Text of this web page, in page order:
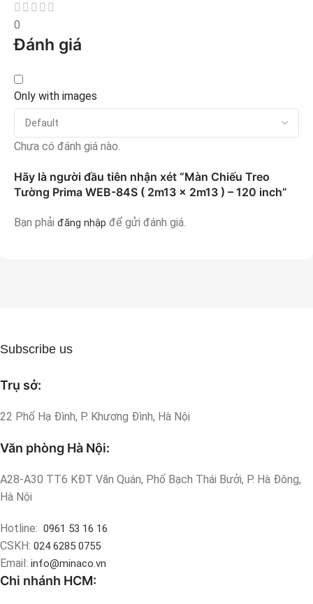
0
Đánh giá
Only with images
Chưa có đánh giá nào.
Hãy là người đầu tiên nhận xét “Màn Chiếu Treo
Tường Prima WEB-84S ( 2m13 x 2m13 ) – 120 inch”
Bạn phải đăng nhập để gửi đánh giá.
Subscribe us
Trụ sở:
22 Phố Hạ Đình, P. Khương Đình, Hà Nội
Văn phòng Hà Nội:
A28-A30 TT6 KĐT Văn Quán, Phố Bạch Thái Bưởi, P. Hà Đông,
Hà Nội
Hotline: 0961 53 16 16
CSKH: 024 6285 0755
Email: info@minaco.vn
Chi nhánh HCM: